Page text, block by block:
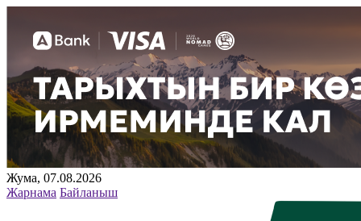
Жума, 07.08.2026
Жарнама Байланыш